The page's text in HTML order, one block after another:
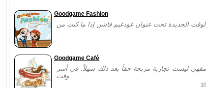
Goodgame Fashion
Goodgame Café
ليست تجارية مربحة حقاً بعد ذلك سهلاً. في أسر
وقت...